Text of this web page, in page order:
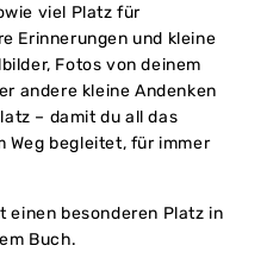
viel Platz für
Erinnerungen und kleine
Fotos von deinem
andere kleine Andenken
– damit du all das
Weg begleitet, für immer
einen besonderen Platz in
Buch.